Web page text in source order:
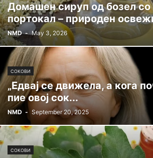
Домашен сируп од бозел со
портокал – природен
NMD - May 3, 2026
СОКОВИ
„Едвај се движела, а кога
пие овој сок...
NMD - September 20, 2025
СОКОВИ